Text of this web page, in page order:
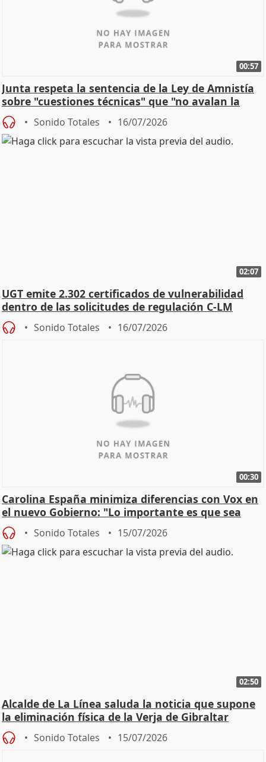
00:57
Junta respeta la sentencia de la Ley de Amnistía
sobre "cuestiones técnicas" que "no avalan la
const
Sonido Totales 16/07/2026
02:07
UGT emite 2.302 certificados de vulnerabilidad
dentro de las solicitudes de regulación C-LM
Sonido Totales 16/07/2026
00:30
Carolina España minimiza diferencias con Vox en
el nuevo Gobierno: "Lo importante es que sea
una leg
Sonido Totales 15/07/2026
02:50
Alcalde de La Línea saluda la noticia que supone
la eliminación física de la Verja de Gibraltar
Sonido Totales 15/07/2026